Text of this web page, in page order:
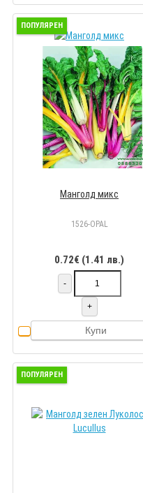
ПОПУЛЯРЕН
Манголд микс
1526-OPAL
0.72€ (1.41 лв.)
-
+
Купи
ПОПУЛЯРЕН